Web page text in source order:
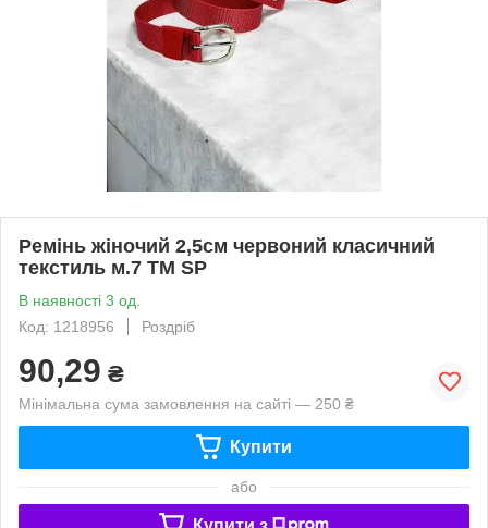
Ремінь жіночий 2,5см червоний класичний
текстиль м.7 ТМ SP
В наявності 3 од.
Код: 1218956
Роздріб
90,29 ₴
Мінімальна сума замовлення на сайті — 250 ₴
Купити
або